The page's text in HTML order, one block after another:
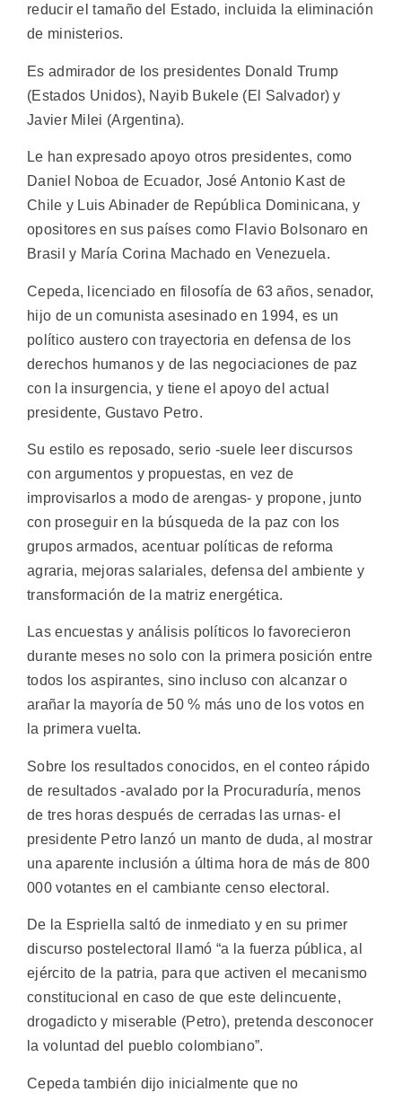
reducir el tamaño del Estado, incluida la eliminación
de ministerios.
Es admirador de los presidentes Donald Trump
(Estados Unidos), Nayib Bukele (El Salvador) y
Javier Milei (Argentina).
Le han expresado apoyo otros presidentes, como
Daniel Noboa de Ecuador, José Antonio Kast de
Chile y Luis Abinader de República Dominicana, y
opositores en sus países como Flavio Bolsonaro en
Brasil y María Corina Machado en Venezuela.
Cepeda, licenciado en filosofía de 63 años, senador,
hijo de un comunista asesinado en 1994, es un
político austero con trayectoria en defensa de los
derechos humanos y de las negociaciones de paz
con la insurgencia, y tiene el apoyo del actual
presidente, Gustavo Petro.
Su estilo es reposado, serio -suele leer discursos
con argumentos y propuestas, en vez de
improvisarlos a modo de arengas- y propone, junto
con proseguir en la búsqueda de la paz con los
grupos armados, acentuar políticas de reforma
agraria, mejoras salariales, defensa del ambiente y
transformación de la matriz energética.
Las encuestas y análisis políticos lo favorecieron
durante meses no solo con la primera posición entre
todos los aspirantes, sino incluso con alcanzar o
arañar la mayoría de 50 % más uno de los votos en
la primera vuelta.
Sobre los resultados conocidos, en el conteo rápido
de resultados -avalado por la Procuraduría, menos
de tres horas después de cerradas las urnas- el
presidente Petro lanzó un manto de duda, al mostrar
una aparente inclusión a última hora de más de 800
000 votantes en el cambiante censo electoral.
De la Espriella saltó de inmediato y en su primer
discurso postelectoral llamó “a la fuerza pública, al
ejército de la patria, para que activen el mecanismo
constitucional en caso de que este delincuente,
drogadicto y miserable (Petro), pretenda desconocer
la voluntad del pueblo colombiano”.
Cepeda también dijo inicialmente que no